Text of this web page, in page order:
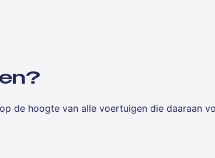
de hoogte van alle voertuigen die daaraan